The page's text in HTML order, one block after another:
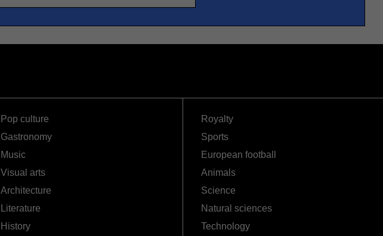
Pop culture
Gastronomy
Music
Visual arts
Architecture
Literature
History
Royalty
Sports
European football
Animals
Science
Natural sciences
Technology